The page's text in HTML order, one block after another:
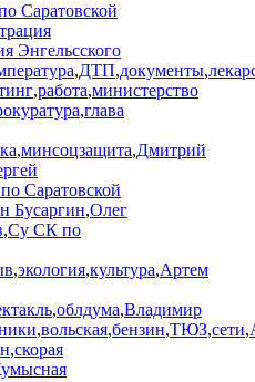
Саратовской
Энгельсского
,ДТП,документы,
,работа,министерство
,глава
,минсоцзащита,Дмитрий
Саратовской
Бусаргин,Олег
,Су СК по
,экология,культура,Артем
,облдума,Владимир
,вольская,бензин,ТЮЗ,сети,
,скорая